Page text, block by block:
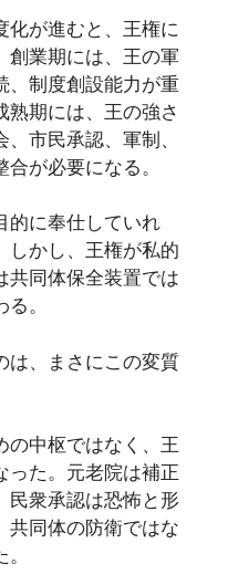
化が進むと、王権に
創業期には、王の軍
、制度創設能力が重
熟期には、王の強さ
市民承認、軍制、
が必要になる。
的に奉仕していれ
しかし、王権が私的
共同体保全装置では
。
は、まさにこの変質
の中枢ではなく、王
った。元老院は補正
民衆承認は恐怖と形
共同体の防衛ではな